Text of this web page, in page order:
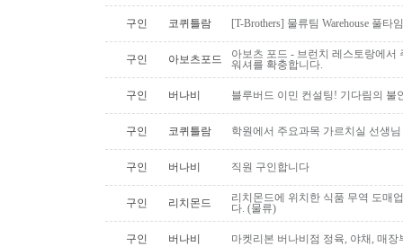
구인 코퀴틀람 [T-Brothers] 물류팀 Warehouse 풀타
구인 아보츠포드
아보츠 포드 - 브런치 레스토랑에서
워셔를 확충합니다.
구인 버나비 블루버드 이민 컨설팅! 기다림의 불
구인 코퀴틀람 학원에서 주요과목 가르치실 선생
구인 버나비 직원 구인합니다
구인 리치몬드
리치몬드에 위치한 식품 무역 도매
다. (물류)
구인 버나비 마켓리본 버나비점 정육, 야채, 매